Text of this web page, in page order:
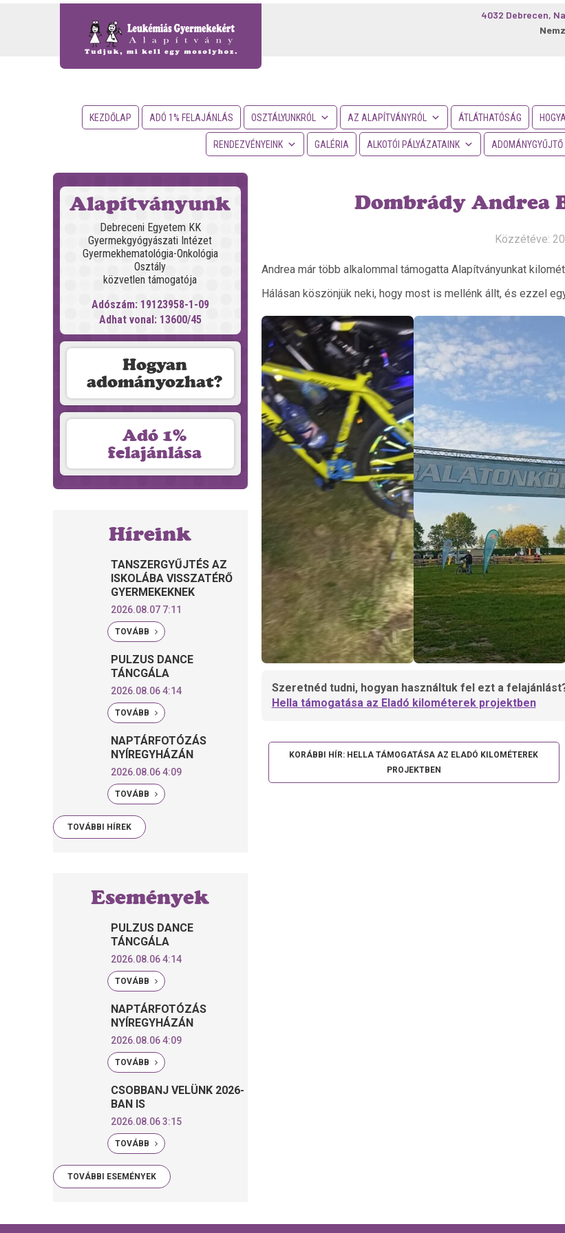
4032 Debrecen,
KEZDŐLAP ADÓ 1% FELAJÁNLÁS OSZTÁLYUNKRÓL AZ ALAPÍTVÁNYRÓL ÁTLÁTHATÓSÁG
RENDEZVÉNYEINK GALÉRIA ALKOTÓI PÁLYÁZATAINK
Alapítványunk
Debreceni Egyetem KK
Gyermekgyógyászati Intézet
Gyermekhematológia-Onkológia
Osztály
közvetlen támogatója
Adószám: 19123958-1-09
Adhat vonal: 13600/45
Hogyan
adományozhat?
Adó 1%
felajánlása
Híreink
TANSZERGYŰJTÉS AZ
ISKOLÁBA VISSZATÉRŐ
GYERMEKEKNEK
2026.08.07 7:11
TOVÁBB
PULZUS DANCE
TÁNCGÁLA
2026.08.06 4:14
TOVÁBB
NAPTÁRFOTÓZÁS
NYÍREGYHÁZÁN
2026.08.06 4:09
TOVÁBB
TOVÁBBI HÍREK
Események
PULZUS DANCE
TÁNCGÁLA
2026.08.06 4:14
TOVÁBB
NAPTÁRFOTÓZÁS
NYÍREGYHÁZÁN
2026.08.06 4:09
TOVÁBB
CSOBBANJ VELÜNK 2026-
BAN IS
2026.08.06 3:15
TOVÁBB
TOVÁBBI ESEMÉNYEK
Dombrády Andrea
Közzétéve:
Andrea már több alkalommal támogatta Alapítványunkat
Hálásan köszönjük neki, hogy most is mellénk állt, és ezzel
Szeretnéd tudni, hogyan használtuk fel ezt a
Hella támogatása az Eladó kilométerek projektben
KORÁBBI HÍR: HELLA TÁMOGATÁSA AZ ELADÓ KILOMÉTEREK
PROJEKTBEN